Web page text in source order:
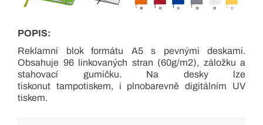
POPIS:
Reklamní blok formátu A5 s pevnými deskami.
Obsahuje 96 linkovaných stran (60g/m2), záložku a
stahovací gumičku. Na desky lze
tiskonut tampotiskem, i plnobarevně digitálním UV
tiskem.